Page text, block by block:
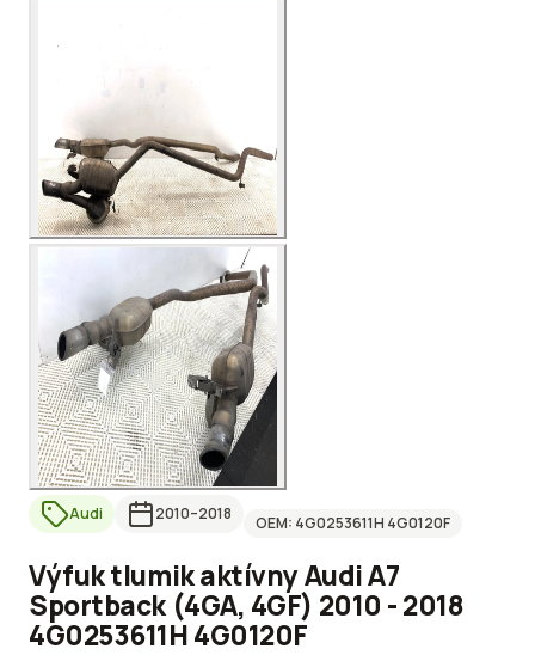
Audi 2010–2018 OEM: 4G0253611H 4G0120F
Výfuk tlumik aktívny Audi A7
Sportback (4GA, 4GF) 2010 - 2018
4G0253611H 4G0120F